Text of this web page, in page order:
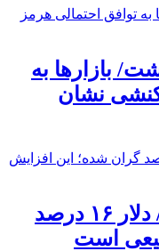
برگشت/ بازارها به
نشان
اظهارات همتی درباره دلار/ دلار ۱۶ درصد
است